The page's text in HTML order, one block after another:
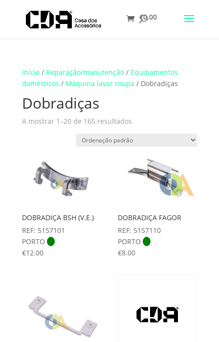
Translate
€0.00
Início/ Reparação/manutenção/ Equipamentos
domésticos / Máquina lavar roupa / Dobradiças
Dobradiças
A mostrar 1–20 de 165 resultados
DOBRADIÇA BSH (V.E.)
REF: 5157101
PORTO
€12.00
DOBRADIÇA FAGOR
REF: 5157110
PORTO
€8.00